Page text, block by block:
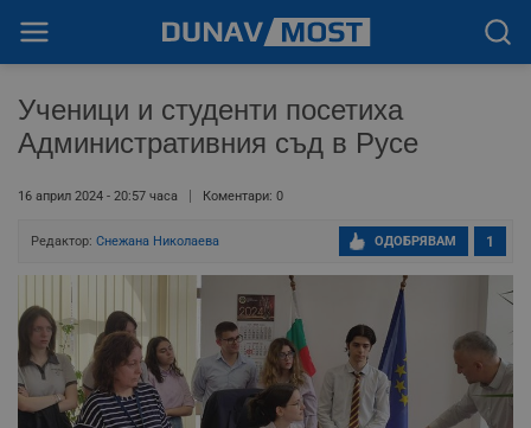
Ученици и студенти посетиха
Административния съд в Русе
16 април 2024 - 20:57 часа Коментари: 0
Редактор: Снежана Николаева 1
ОДОБРЯВАМ